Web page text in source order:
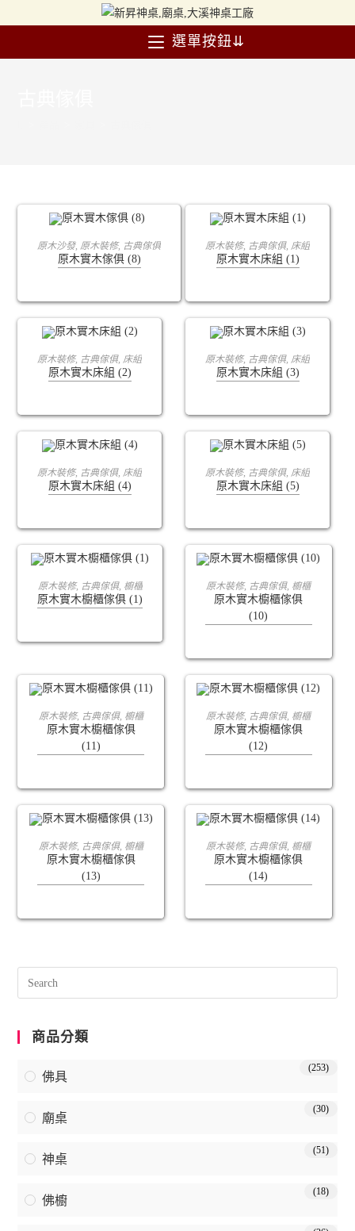
選單按鈕⇊
查看內容
原木沙發, 原木裝修, 古典傢俱
原木實木傢俱 (8)
查看內容
原木裝修, 古典傢俱, 床組
原木實木床組 (1)
查看內容
原木裝修, 古典傢俱, 床組
原木實木床組 (2)
查看內容
原木裝修, 古典傢俱, 床組
原木實木床組 (3)
查看內容
原木裝修, 古典傢俱, 床組
原木實木床組 (4)
查看內容
原木裝修, 古典傢俱, 床組
原木實木床組 (5)
查看內容
原木裝修, 古典傢俱, 櫥櫃
原木實木櫥櫃傢俱 (1)
查看內容
原木裝修, 古典傢俱, 櫥櫃
原木實木櫥櫃傢俱
(10)
查看內容
原木裝修, 古典傢俱, 櫥櫃
原木實木櫥櫃傢俱
(11)
查看內容
原木裝修, 古典傢俱, 櫥櫃
原木實木櫥櫃傢俱
(12)
查看內容
原木裝修, 古典傢俱, 櫥櫃
原木實木櫥櫃傢俱
(13)
查看內容
原木裝修, 古典傢俱, 櫥櫃
原木實木櫥櫃傢俱
(14)
商品分類
佛具
(253)
廟桌
(30)
神桌
(51)
佛櫥
(18)